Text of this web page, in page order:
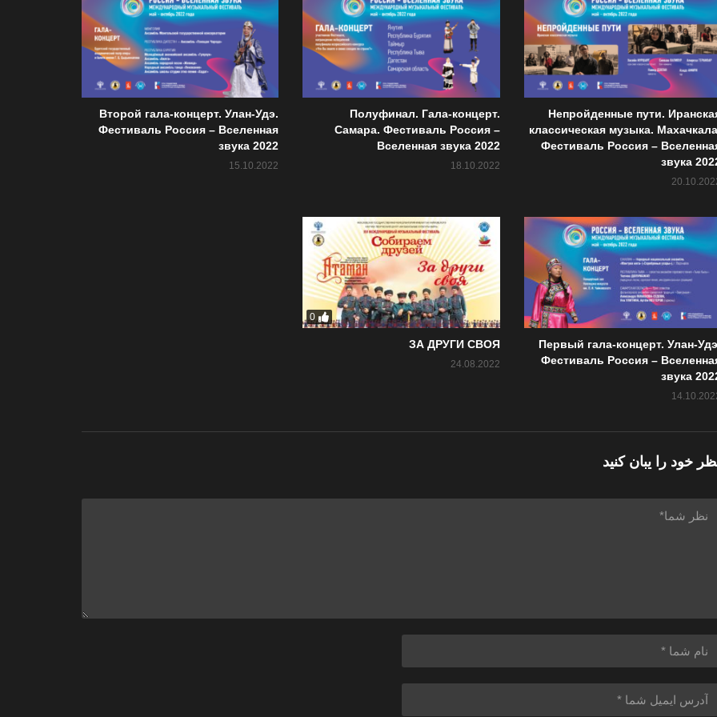
Непройденные пути.
классическая музыка.
Фестиваль Россия –
звука
Полуфинал. Гала-концерт.
Самара. Фестиваль Россия –
Вселенная звука 2022
18.10.2022
Второй гала-концерт. Улан-Удэ.
Фестиваль Россия – Вселенная
звука 2022
15.10.2022
Первый гала-концерт. Улан-
Фестиваль Россия –
звука
0
ЗА ДРУГИ СВОЯ
24.08.2022
خود را یبان کنید